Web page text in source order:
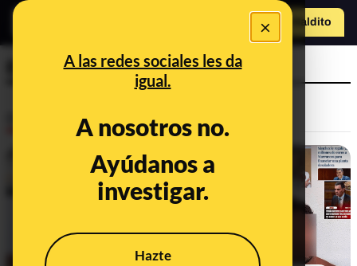
×
A las redes sociales les da
igual.
A nosotros no.
Ayúdanos a
investigar.
Hazte
Hazte Maldito
España